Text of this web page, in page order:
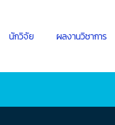
นักวิจัย ผลงานวิชาการ